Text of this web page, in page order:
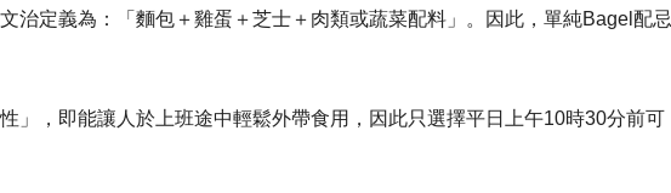
治定義為：「麵包＋雞蛋＋芝士＋肉類或蔬菜配料」。因此，單純Bagel配忌
」，即能讓人於上班途中輕鬆外帶食用，因此只選擇平日上午10時30分前可